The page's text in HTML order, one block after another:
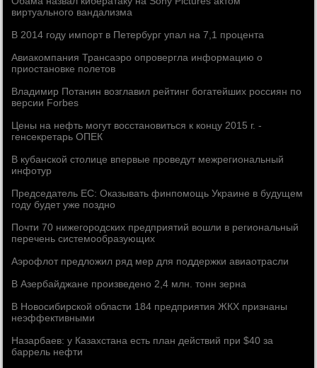
виртуального вандализма
В 2014 году импорт в Петербург упал на 7,1 процента
Авиакомпания Трансаэро опровергла информацию о
приостановке полетов
Владимир Потанин возглавил рейтинг богатейших россиян по
версии Forbes
Цены на нефть могут восстановиться к концу 2015 г. -
генсекретарь ОПЕК
В кубанской столице впервые проведут межрегиональный
инфотур
Председатель ЕС: Оказывать финпомощь Украине в будущем
году будет уже поздно
Почти 70 нижегородских предприятий вошли в региональный
перечень системообразующих
Аэрофлот предложил ряд мер для поддержки авиаотрасли
В Азербайджане произведено 2,4 млн. тонн зерна
В Новосибирской области 184 предприятия ЖКХ признаны
неэффективными
Назарбаев: у Казахстана есть план действий при $40 за
баррель нефти